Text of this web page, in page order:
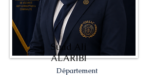
Suad Ali
ALARIBI
Département